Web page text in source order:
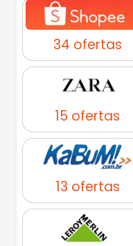
34 ofertas
15 ofertas
13 ofertas